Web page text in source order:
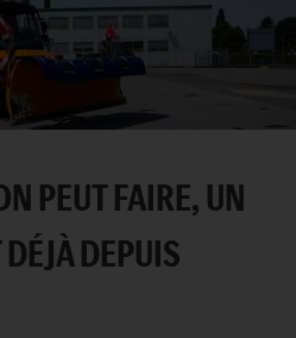
PEUT FAIRE, UN
DEPUIS